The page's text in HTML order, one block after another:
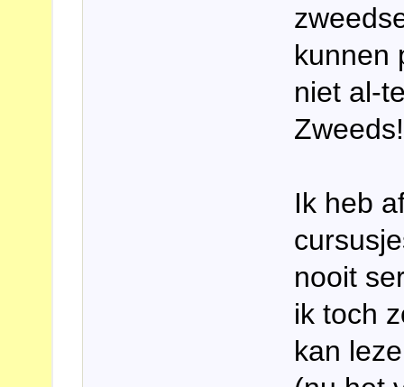
kunnen
niet al-
Ik heb
nooit
ik toch
kan